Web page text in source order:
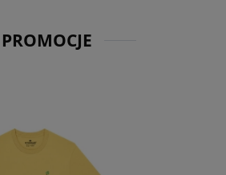
PROMOCJE